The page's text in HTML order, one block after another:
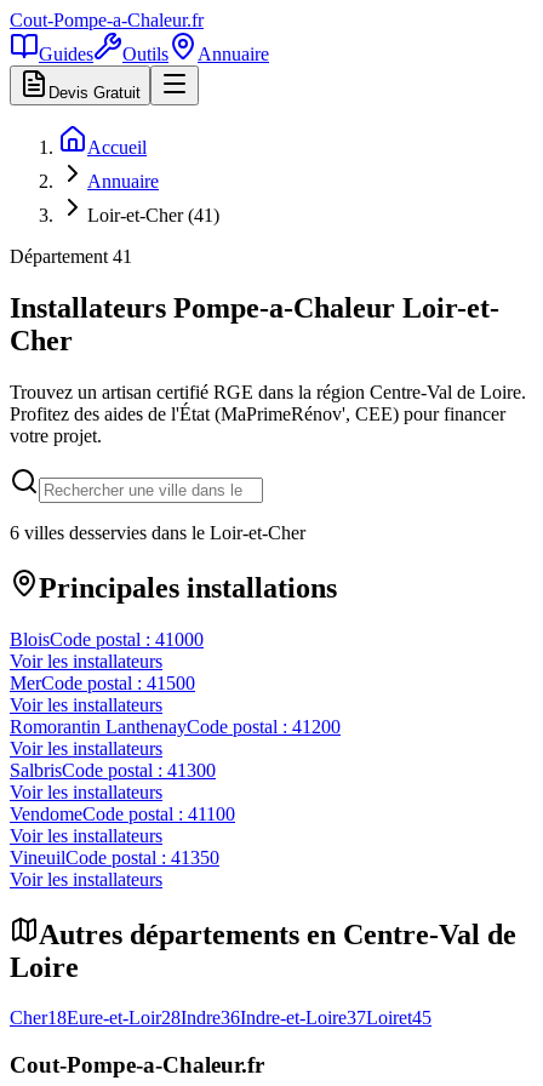
Cout-Pompe-a-Chaleur.fr
Guides
Outils Annuaire
Devis Gratuit
Accueil
Annuaire
Loir-et-Cher (41)
Département 41
Installateurs Pompe-a-Chaleur Loir-et-
Cher
Trouvez un artisan certifié RGE dans la région Centre-Val de Loire.
Profitez des aides de l'État (MaPrimeRénov', CEE) pour financer
votre projet.
6 villes desservies dans le Loir-et-Cher
Principales installations
BloisCode postal : 41000
Voir les installateurs
MerCode postal : 41500
Voir les installateurs
Romorantin LanthenayCode postal : 41200
Voir les installateurs
SalbrisCode postal : 41300
Voir les installateurs
VendomeCode postal : 41100
Voir les installateurs
VineuilCode postal : 41350
Voir les installateurs
Autres départements en Centre-Val de
Loire
Cher18Eure-et-Loir28Indre36Indre-et-Loire37Loiret45
Cout-Pompe-a-Chaleur.fr